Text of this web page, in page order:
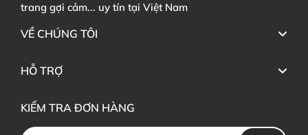
trang gợi cảm... uy tín tại Việt Nam
VỀ CHÚNG TÔI
HỖ TRỢ
KIỂM TRA ĐƠN HÀNG